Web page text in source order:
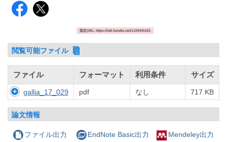
固定URL: https://hdl.handle.net/11094/5425
閲覧可能ファイル
ファイル フォーマット 利用条件 サイズ
gallia_17_029 pdf なし 717 KB
論文情報
ファイル出力 EndNote Basic出力 Mendeley出力